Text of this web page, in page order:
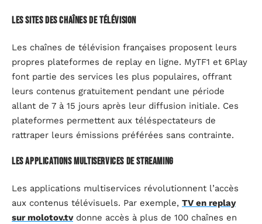
Les sites des chaînes de télévision
Les chaînes de télévision françaises proposent leurs
propres plateformes de replay en ligne. MyTF1 et 6Play
font partie des services les plus populaires, offrant
leurs contenus gratuitement pendant une période
allant de 7 à 15 jours après leur diffusion initiale. Ces
plateformes permettent aux téléspectateurs de
rattraper leurs émissions préférées sans contrainte.
Les applications multiservices de streaming
Les applications multiservices révolutionnent l’accès
aux contenus télévisuels. Par exemple, TV en replay
sur molotov.tvdonne accès à plus de 100 chaînes en